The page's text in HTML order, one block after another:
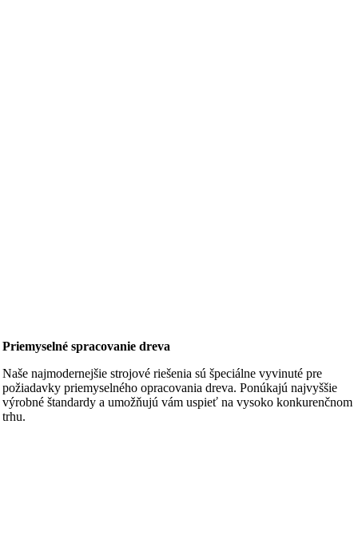
Priemyselné spracovanie dreva
Naše najmodernejšie strojové riešenia sú špeciálne vyvinuté pre
požiadavky priemyselného opracovania dreva. Ponúkajú najvyššie
výrobné štandardy a umožňujú vám uspieť na vysoko konkurenčnom
trhu.